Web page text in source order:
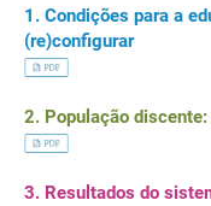
1. Condições para a
(re)configurar
2. População
3. Resultados do